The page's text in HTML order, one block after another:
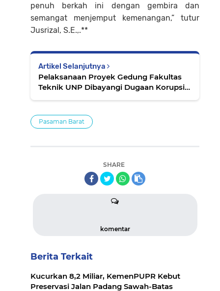
penuh berkah ini dengan gembira dan
semangat menjemput kemenangan,” tutur
Jusrizal, S.E.,.**
Artikel Selanjutnya
Pelaksanaan Proyek Gedung Fakultas
Teknik UNP Dibayangi Dugaan Korupsi
Pasaman Barat
SHARE
komentar
Berita Terkait
Kucurkan 8,2 Miliar, KemenPUPR Kebut
Preservasi Jalan Padang Sawah-Batas